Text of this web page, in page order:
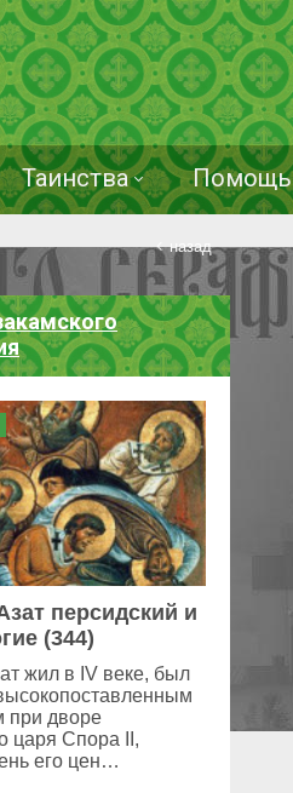
Таинства Помощь
назад
персидский и
(344)
жил в IV веке, был
при дворе
царя Спора II,
его цен…